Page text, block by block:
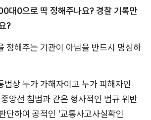
대0으로 딱 정해주나요? 경찰 기록만
?
정해주는 기관이 아님을 반드시 명심하
법상 누가 가해자이고 누가 피해자인
앙선 침범과 같은 형사적인 법규 위반
단하여 공적인 '교통사고사실확인